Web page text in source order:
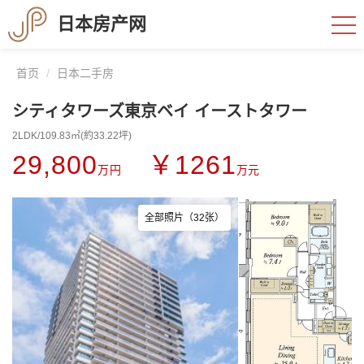
日本房产网
首页 日本二手房
シティタワーズ東京ベイ イーストタワー
2LDK/109.83㎡(約33.22坪)
29,800万円 ￥1261万元
全部照片（32张）